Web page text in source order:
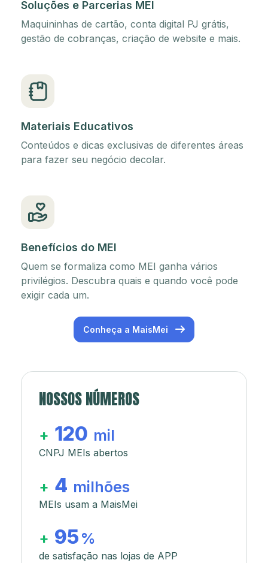
Soluções e Parcerias MEI
Maquininhas de cartão, conta digital PJ grátis,
gestão de cobranças, criação de website e mais.
Materiais Educativos
Conteúdos e dicas exclusivas de diferentes áreas
para fazer seu negócio decolar.
Benefícios do MEI
Quem se formaliza como MEI ganha vários
privilégios. Descubra quais e quando você pode
exigir cada um.
Conheça a MaisMei
NOSSOS NÚMEROS
+ 120 mil
CNPJ MEIs abertos
+ 4 milhões
MEIs usam a MaisMei
+ 95 %
de satisfação nas lojas de APP